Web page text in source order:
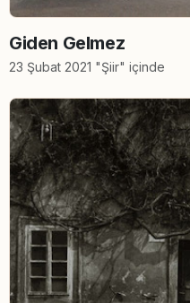
Giden Gelmez
23 Şubat 2021 "Şiir" içinde